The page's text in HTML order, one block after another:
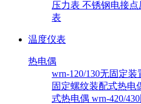
压力表 不锈钢电接点
表
温度仪表
热电偶
wrn-120/130无固定
固定螺纹装配式热电
式热电偶 wrn-420/